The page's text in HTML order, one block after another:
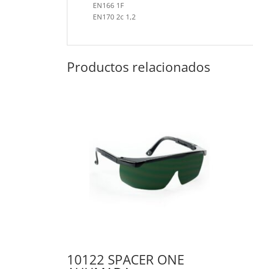
EN166 1F
EN170 2c 1,2
Productos relacionados
10122 SPACER ONE